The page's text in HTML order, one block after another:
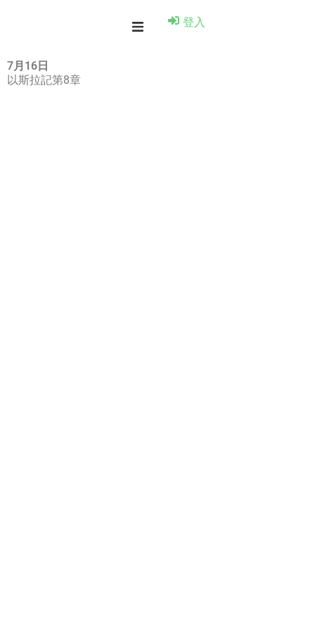
登入
7月16日
以斯拉記第8章